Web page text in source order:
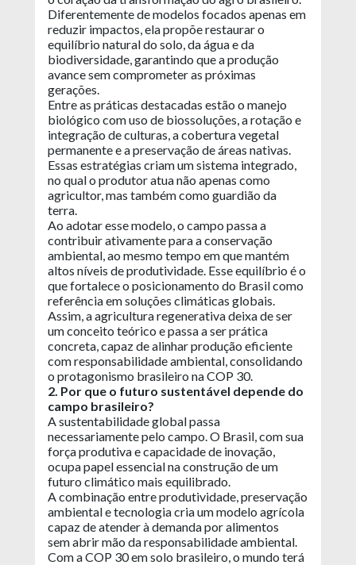
Diferentemente de modelos focados apenas em
reduzir impactos, ela propõe restaurar o
equilíbrio natural do solo, da água e da
biodiversidade, garantindo que a produção
avance sem comprometer as próximas
gerações.
Entre as práticas destacadas estão o manejo
biológico com uso de biossoluções, a rotação e
integração de culturas, a cobertura vegetal
permanente e a preservação de áreas nativas.
Essas estratégias criam um sistema integrado,
no qual o produtor atua não apenas como
agricultor, mas também como guardião da
terra.
Ao adotar esse modelo, o campo passa a
contribuir ativamente para a conservação
ambiental, ao mesmo tempo em que mantém
altos níveis de produtividade. Esse equilíbrio é o
que fortalece o posicionamento do Brasil como
referência em soluções climáticas globais.
Assim, a agricultura regenerativa deixa de ser
um conceito teórico e passa a ser prática
concreta, capaz de alinhar produção eficiente
com responsabilidade ambiental, consolidando
o protagonismo brasileiro na COP 30.
2. Por que o futuro sustentável depende do
campo brasileiro?
A sustentabilidade global passa
necessariamente pelo campo. O Brasil, com sua
força produtiva e capacidade de inovação,
ocupa papel essencial na construção de um
futuro climático mais equilibrado.
A combinação entre produtividade, preservação
ambiental e tecnologia cria um modelo agrícola
capaz de atender à demanda por alimentos
sem abrir mão da responsabilidade ambiental.
Com a COP 30 em solo brasileiro, o mundo terá